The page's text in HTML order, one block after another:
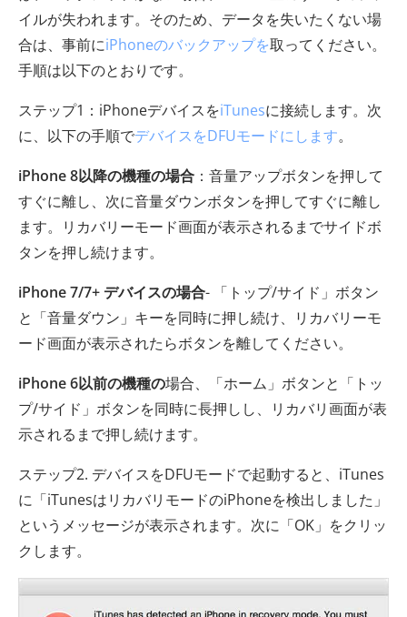
イルが失われます。そのため、データを失いたくない場
合は、事前にiPhoneのバックアップを取ってください。
手順は以下のとおりです。
ステップ1：iPhoneデバイスをiTunesに接続します。次
に、以下の手順でデバイスをDFUモードにします。
iPhone 8以降の機種の場合 ：音量アップボタンを押して
すぐに離し、次に音量ダウンボタンを押してすぐに離し
ます。リカバリーモード画面が表示されるまでサイドボ
タンを押し続けます。
iPhone 7/7+ デバイスの場合- 「トップ/サイド」ボタン
と「音量ダウン」キーを同時に押し続け、リカバリーモ
ード画面が表示されたらボタンを離してください。
iPhone 6以前の機種の場合、「ホーム」ボタンと「トッ
プ/サイド」ボタンを同時に長押しし、リカバリ画面が表
示されるまで押し続けます。
ステップ2. デバイスをDFUモードで起動すると、iTunes
に「iTunesはリカバリモードのiPhoneを検出しました」
というメッセージが表示されます。次に「OK」をクリッ
クします。